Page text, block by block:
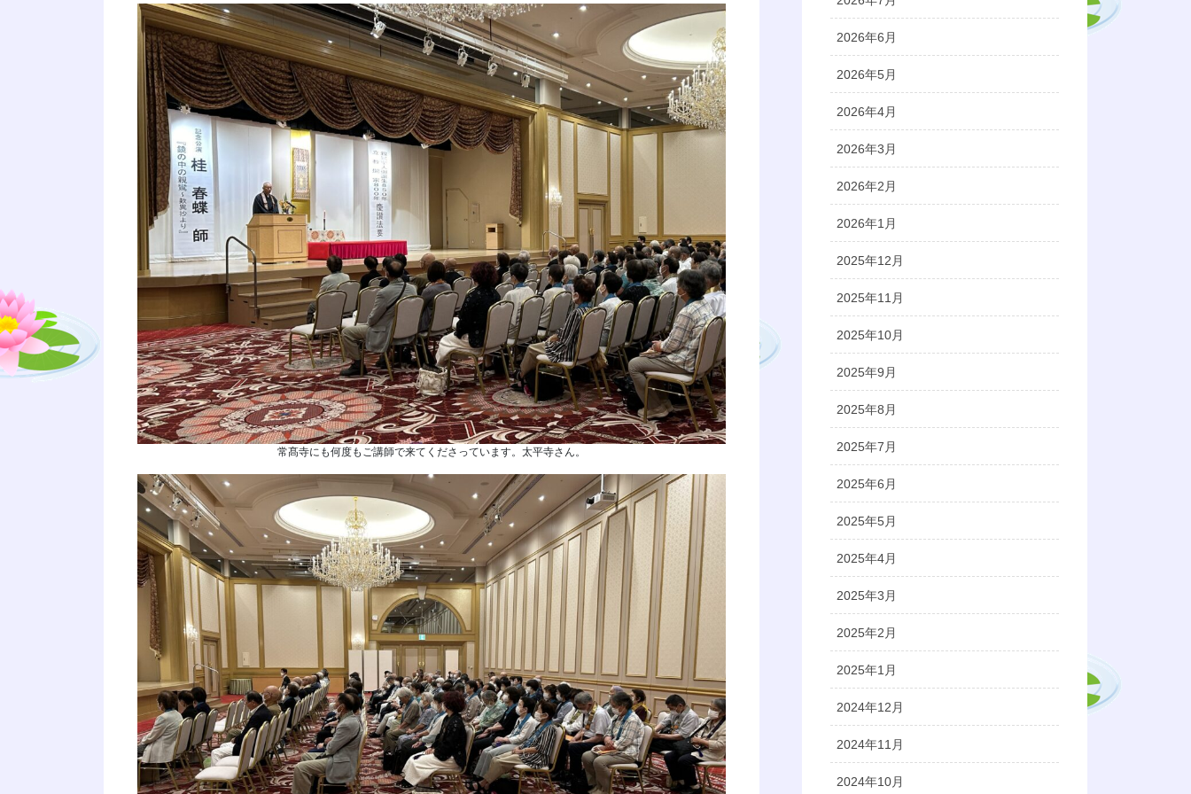
常髙寺にも何度もご講師で来てくださっています。太平寺さん。
2026年6月
2026年5月
2026年4月
2026年3月
2026年2月
2026年1月
2025年12月
2025年11月
2025年10月
2025年9月
2025年8月
2025年7月
2025年6月
2025年5月
2025年4月
2025年3月
2025年2月
2025年1月
2024年12月
2024年11月
2024年10月